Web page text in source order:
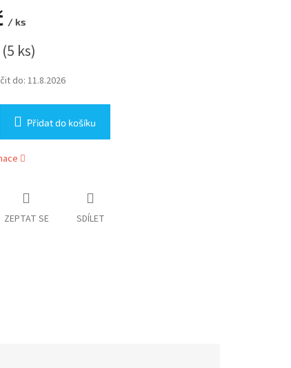
/ ks
(5 ks)
do: 11.8.2026
Přidat do košíku
ZEPTAT SE SDÍLET